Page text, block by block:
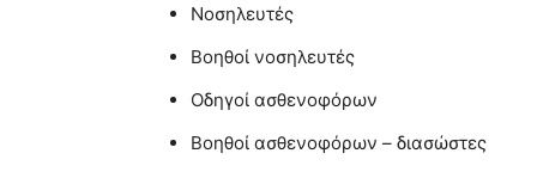
Νοσηλευτές
Βοηθοί νοσηλευτές
Οδηγοί ασθενοφόρων
Βοηθοί ασθενοφόρων – διασώστες